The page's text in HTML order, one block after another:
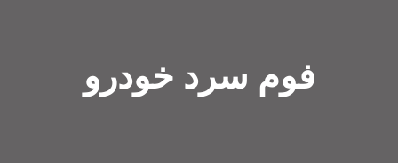
فوم سرد خودرو